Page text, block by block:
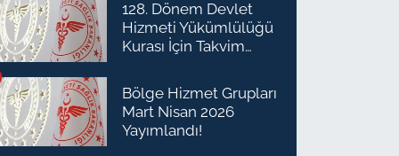
128. Dönem Devlet
Hizmeti Yükümlülüğü
Kurası İçin Takvim
Bölge Hizmet Grupları
Mart Nisan 2026
Yayımlandı!